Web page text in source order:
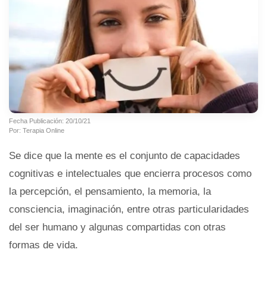
Fecha Publicación: 20/10/21
Por: Terapia Online
Se dice que la mente es el conjunto de capacidades
cognitivas e intelectuales que encierra procesos como
la percepción, el pensamiento, la memoria, la
consciencia, imaginación, entre otras particularidades
del ser humano y algunas compartidas con otras
formas de vida.